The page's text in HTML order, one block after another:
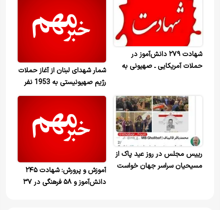
شهادت ۲۷۹ دانش‌آموز در
حملات آمریکایی ـ صهیونی به
شمار شهدای لبنان از آغاز حملات
رژیم صهیونیستی به 1953 نفر
رسید
رییس مجلس در روز عید پاک از
مسیحیان سراسر جهان خواست
آموزش و پرورش: شهادت ۲۴۵
دانش‌آموز و ۵۸ فرهنگی در ۳۷